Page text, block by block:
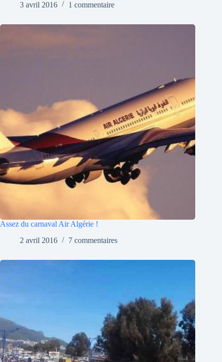
3 avril 2016
1 commentaire
Assez du carnaval Air Algérie !
2 avril 2016
7 commentaires